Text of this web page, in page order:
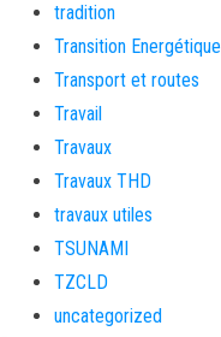
tradition
Transition Energétique
Transport et routes
Travail
Travaux
Travaux THD
travaux utiles
TSUNAMI
TZCLD
uncategorized